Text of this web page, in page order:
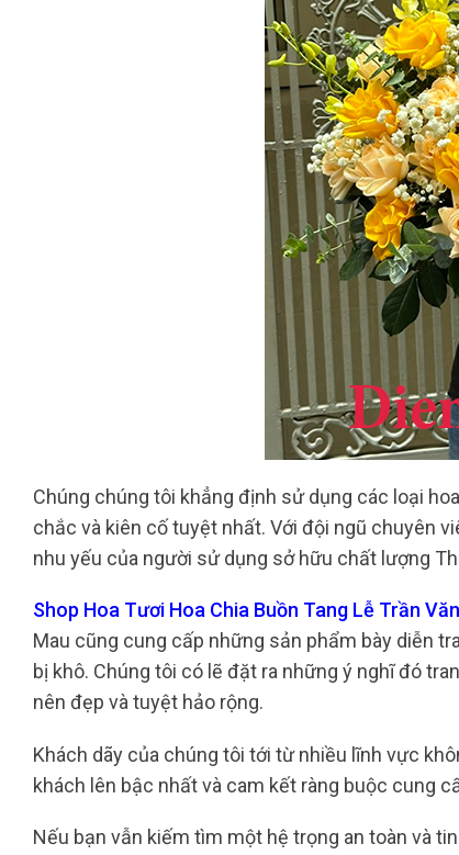
Chúng chúng tôi khẳng định sử dụng các loại
chắc và kiên cố tuyệt nhất. Với đội ngũ chuyên
nhu yếu của người sử dụng sở hữu chất lượng
Shop Hoa Tươi Hoa Chia Buồn Tang Lễ Trần
Mau cũng cung cấp những sản phẩm bày diễn
bị khô. Chúng tôi có lẽ đặt ra những ý nghĩ đó
nên đẹp và tuyệt hảo rộng.
Khách dãy của chúng tôi tới từ nhiều lĩnh vực
khách lên bậc nhất và cam kết ràng buộc cung
Nếu bạn vẫn kiếm tìm một hệ trọng an toàn và